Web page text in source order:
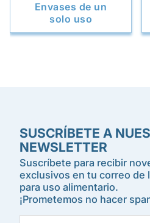
Envases de un
solo uso
SUSCRÍBETE A
NEWSLETTER
Suscríbete para recibir
exclusivos en tu correo de
para uso alimentario.
¡Prometemos no hacer